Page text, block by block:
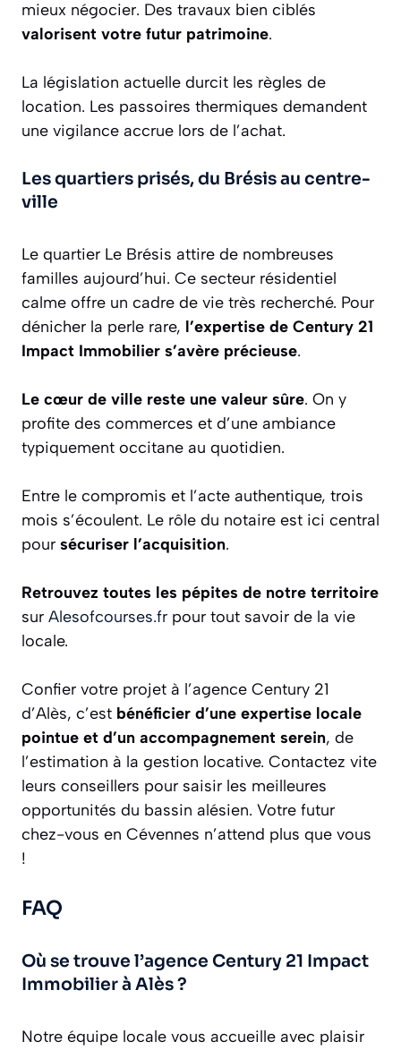
mieux négocier. Des travaux bien ciblés
valorisent votre futur patrimoine.
La législation actuelle durcit les règles de
location. Les passoires thermiques demandent
une vigilance accrue lors de l’achat.
Les quartiers prisés, du Brésis au centre-
ville
Le quartier Le Brésis attire de nombreuses
familles aujourd’hui. Ce secteur résidentiel
calme offre un cadre de vie très recherché. Pour
dénicher la perle rare, l’expertise de Century 21
Impact Immobilier s’avère précieuse.
Le cœur de ville reste une valeur sûre. On y
profite des commerces et d’une ambiance
typiquement occitane au quotidien.
Entre le compromis et l’acte authentique, trois
mois s’écoulent. Le rôle du notaire est ici central
pour sécuriser l’acquisition.
Retrouvez toutes les pépites de notre territoire
sur Alesofcourses.fr pour tout savoir de la vie
locale.
Confier votre projet à l’agence Century 21
d’Alès, c’est bénéficier d’une expertise locale
pointue et d’un accompagnement serein, de
l’estimation à la gestion locative. Contactez vite
leurs conseillers pour saisir les meilleures
opportunités du bassin alésien. Votre futur
chez-vous en Cévennes n’attend plus que vous
!
FAQ
Où se trouve l’agence Century 21 Impact
Immobilier à Alès ?
Notre équipe locale vous accueille avec plaisir